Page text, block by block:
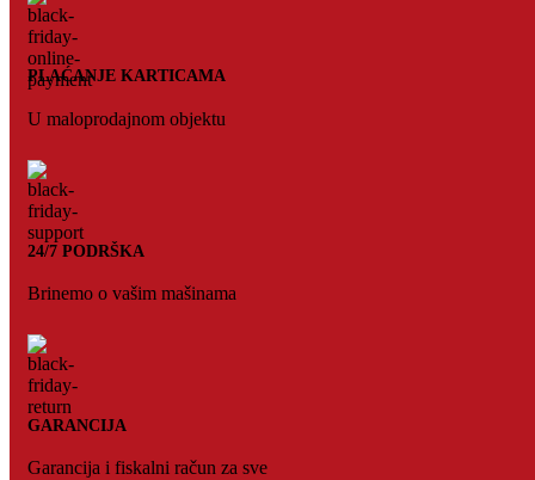
PLAĆANJE KARTICAMA
U maloprodajnom objektu
24/7 PODRŠKA
Brinemo o vašim mašinama
GARANCIJA
Garancija i fiskalni račun za sve